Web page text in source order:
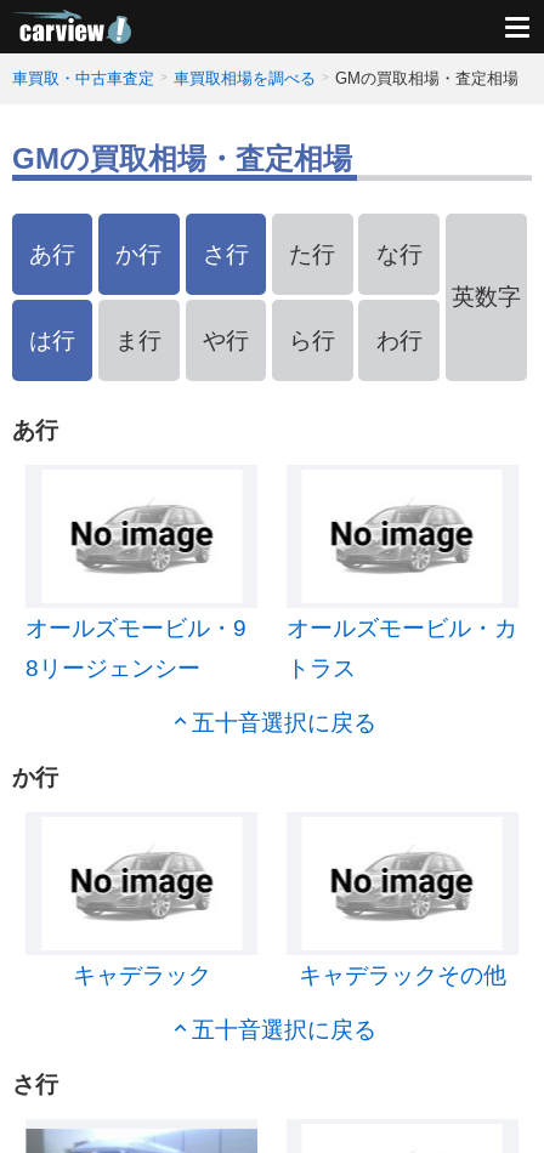
車買取・中古車査定 車買取相場を調べる GMの買取相場・査定相場
GMの買取相場・査定相場
あ行 か行 さ行 た行 な行
は行 ま行 や行 ら行 わ行
英数字
あ行
オールズモービル・9
8リージェンシー
オールズモービル・カ
トラス
五十音選択に戻る
か行
キャデラック キャデラックその他
五十音選択に戻る
さ行